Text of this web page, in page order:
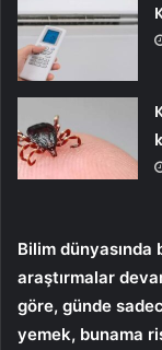
Bilim dünyasında
araştırmalar
göre, günde
yemek, bunama